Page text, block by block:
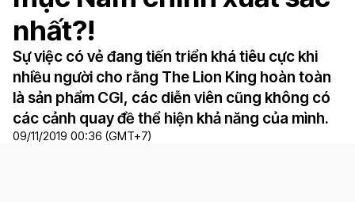
nhất?!
Sự việc có vẻ đang tiến triển khá tiêu cực khi
nhiều người cho rằng The Lion King hoàn toàn
là sản phẩm CGI, các diễn viên cũng không có
các cảnh quay đề thể hiện khả năng của mình.
09/11/2019 00:36 (GMT+7)